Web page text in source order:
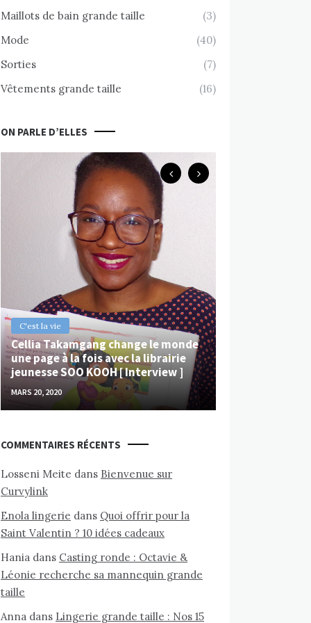
Maillots de bain grande taille
(3)
Mode
(40)
Sorties
(7)
Vêtements grande taille
(16)
ON PARLE D’ELLES
C'est la vie
Cellia Takamgang change le monde
une page à la fois avec la librairie
jeunesse SOO KOOH [ Interview ]
MARS 20, 2020
COMMENTAIRES RÉCENTS
Losseni Meite dans Bienvenue sur
Curvylink
Enola lingerie dans Quoi offrir pour la
Saint Valentin ? 10 idées cadeaux
Hania dans Casting ronde : Octavie &
Léonie recherche sa mannequin grande
taille
Anna dans Lingerie grande taille : Nos 15